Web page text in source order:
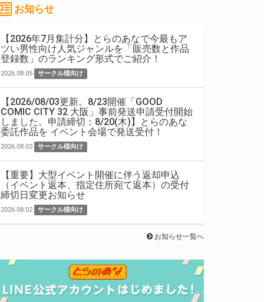
Vol.1～3をすべてご購入いただいた方の中から抽選で
お知らせ
【2026年7月集計分】とらのあなで今最もア
ツい男性向け人気ジャンルを「販売数と作品
登録数」のランキング形式でご紹介！
2026.08.05 サークル様向け
【2026/08/03更新。8/23開催「GOOD
COMIC CITY 32 大阪」事前発送申請受付開始
しました。申請締切：8/20(木)】とらのあな
委託作品を イベント会場で発送受付！
2026.08.03 サークル様向け
【重要】大型イベント開催に伴う返却申込
（イベント返本、指定住所宛て返本）の受付
締切日変更お知らせ
2026.08.02 サークル様向け
お知らせ一覧へ